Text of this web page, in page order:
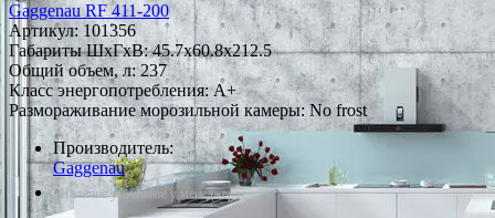
Gaggenau RF 411-200
Артикул: 101356
Габариты ШxГxВ: 45.7x60.8x212.5
Общий объем, л: 237
Класс энергопотребления: A+
Размораживание морозильной камеры: No frost
Производитель:
Gaggenau
*Наличие уточняйте у менеджера